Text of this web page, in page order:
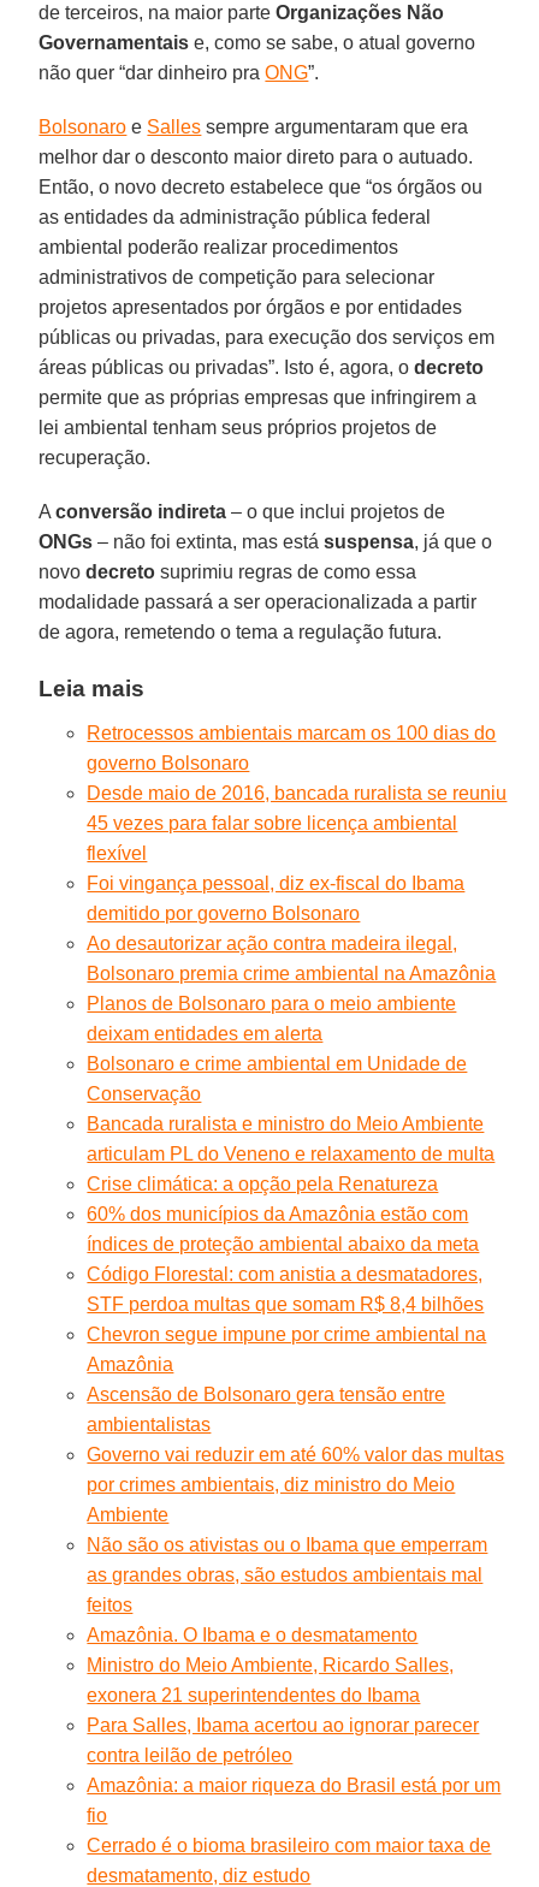
de terceiros, na maior parteOrganizações Não
Governamentais e, como se sabe, o atual governo
não quer “dar dinheiro praONG”.
Bolsonaro e Salles sempre argumentaram que era
melhor dar o desconto maior direto para o autuado.
Então, o novo decreto estabelece que “os órgãos ou
as entidades da administração pública federal
ambiental poderão realizar procedimentos
administrativos de competição para selecionar
projetos apresentados por órgãos e por entidades
públicas ou privadas, para execução dos serviços em
áreas públicas ou privadas”. Isto é, agora, odecreto
permite que as próprias empresas que infringirem a
lei ambiental tenham seus próprios projetos de
recuperação.
Aconversão indireta – o que inclui projetos de
ONGs – não foi extinta, mas estásuspensa, já que o
novodecreto suprimiu regras de como essa
modalidade passará a ser operacionalizada a partir
de agora, remetendo o tema a regulação futura.
Leia mais
Retrocessos ambientais marcam os 100 dias do
governo Bolsonaro
Desde maio de 2016, bancada ruralista se reuniu
45 vezes para falar sobre licença ambiental
flexível
Foi vingança pessoal, diz ex-fiscal do Ibama
demitido por governo Bolsonaro
Ao desautorizar ação contra madeira ilegal,
Bolsonaro premia crime ambiental na Amazônia
Planos de Bolsonaro para o meio ambiente
deixam entidades em alerta
Bolsonaro e crime ambiental em Unidade de
Conservação
Bancada ruralista e ministro do Meio Ambiente
articulam PL do Veneno e relaxamento de multa
Crise climática: a opção pela Renatureza
60% dos municípios da Amazônia estão com
índices de proteção ambiental abaixo da meta
Código Florestal: com anistia a desmatadores,
STF perdoa multas que somam R$ 8,4 bilhões
Chevron segue impune por crime ambiental na
Amazônia
Ascensão de Bolsonaro gera tensão entre
ambientalistas
Governo vai reduzir em até 60% valor das multas
por crimes ambientais, diz ministro do Meio
Ambiente
Não são os ativistas ou o Ibama que emperram
as grandes obras, são estudos ambientais mal
feitos
Amazônia. O Ibama e o desmatamento
Ministro do Meio Ambiente, Ricardo Salles,
exonera 21 superintendentes do Ibama
Para Salles, Ibama acertou ao ignorar parecer
contra leilão de petróleo
Amazônia: a maior riqueza do Brasil está por um
fio
Cerrado é o bioma brasileiro com maior taxa de
desmatamento, diz estudo